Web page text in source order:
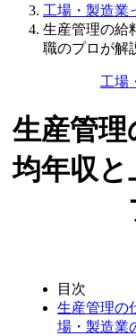
工場・製造業
生産管理の給
職のプロが解
工場
生産管
均年収
目次
生産管理の
場・製造業